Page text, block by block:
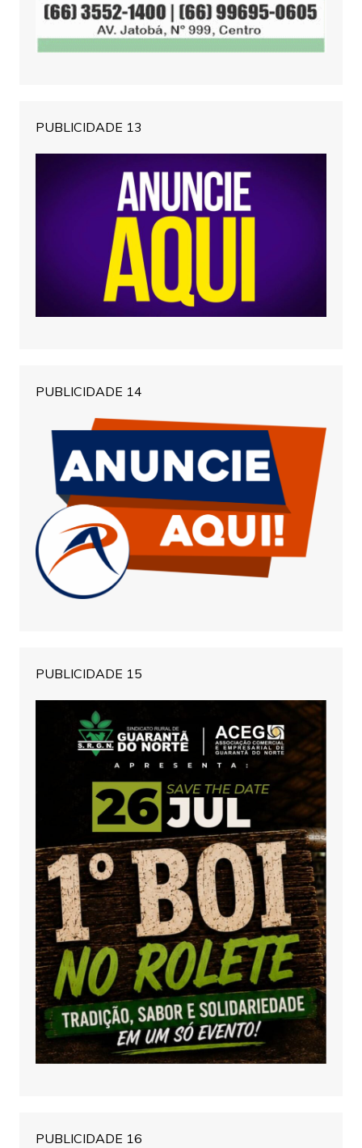
PUBLICIDADE 13
PUBLICIDADE 14
PUBLICIDADE 15
PUBLICIDADE 16